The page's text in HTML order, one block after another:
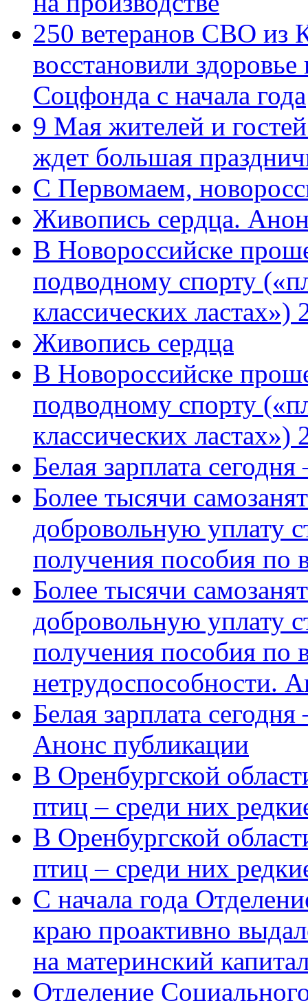
250 ветеранов СВО из
восстановили
Соцфонда с начала года
9 Мая жителей и
ждет большая
C Первомаем,
Живопись сердца.
В Новороссийске
подводному спорту
классических
Живопись сердца
В Новороссийске
подводному спорту
классических ластах»)
Белая зарплата
Более тысячи
добровольную уплату
получения пособия по
Более тысячи
добровольную уплату
получения пособия по
нетрудоспособности.
Белая зарплата
Анонс публикации
В Оренбургской
птиц – среди них
В Оренбургской
птиц – среди них
С начала года
краю проактивно
на материнский
Отделение